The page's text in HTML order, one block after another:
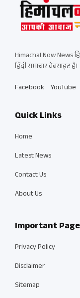
Himachal Now News
हिंदी समाचार वेबसाइट है।
Facebook YouTube
Quick Links
Home
Latest News
Contact Us
About Us
Important
Privacy Policy
Disclaimer
Sitemap